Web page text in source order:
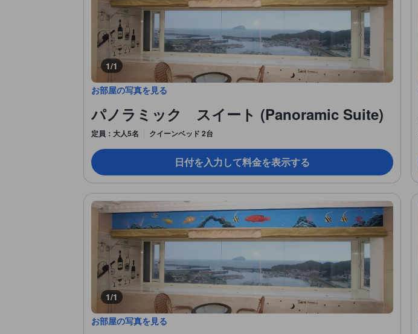
1/1
お部屋の写真を見る
パノラミック スイート (Panoramic Suite)
定員：大人5名 クイーンベッド 2台
日付を入力して料金を表示する
1/1
お部屋の写真を見る